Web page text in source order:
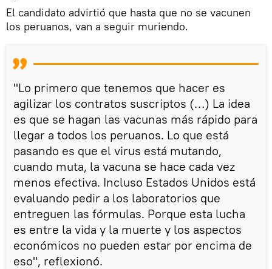
El candidato advirtió que hasta que no se vacunen
los peruanos, van a seguir muriendo.
"Lo primero que tenemos que hacer es
agilizar los contratos suscriptos (…) La idea
es que se hagan las vacunas más rápido para
llegar a todos los peruanos. Lo que está
pasando es que el virus está mutando,
cuando muta, la vacuna se hace cada vez
menos efectiva. Incluso Estados Unidos está
evaluando pedir a los laboratorios que
entreguen las fórmulas. Porque esta lucha
es entre la vida y la muerte y los aspectos
económicos no pueden estar por encima de
eso", reflexionó.